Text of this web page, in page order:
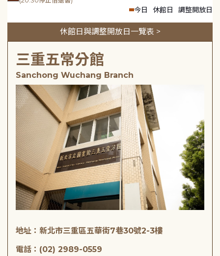
今日 休館日 調整開放日
休館日與調整開放日一覽表 >
三重五常分館
Sanchong Wuchang Branch
地址：新北市三重區五華街7巷30號2-3樓
電話：(02) 2989-0559